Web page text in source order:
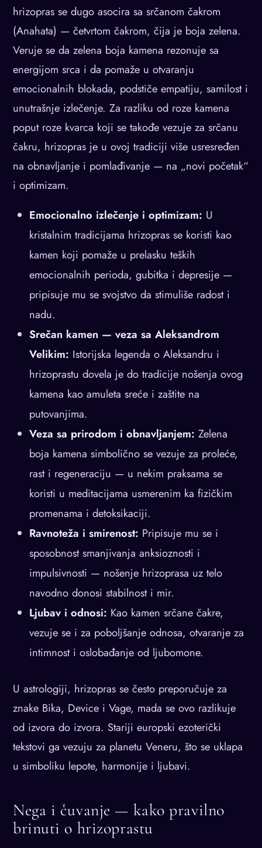
hrizopras se dugo asocira sa srčanom čakrom
(Anahata) — četvrtom čakrom, čija je boja zelena.
Veruje se da zelena boja kamena rezonuje sa
energijom srca i da pomaže u otvaranju
emocionalnih blokada, podstiče empatiju, samilost i
unutrašnje izlečenje. Za razliku od roze kamena
poput roze kvarca koji se takođe vezuje za srčanu
čakru, hrizopras je u ovoj tradiciji više usresređen
na obnavljanje i pomlađivanje — na „novi početak“
i optimizam.
Emocionalno izlečenje i optimizam: U
kristalnim tradicijama hrizopras se koristi kao
kamen koji pomaže u prelasku teških
emocionalnih perioda, gubitka i depresije —
pripisuje mu se svojstvo da stimuliše radost i
nadu.
Srečan kamen — veza sa Aleksandrom
Velikim: Istorijska legenda o Aleksandru i
hrizoprastu dovela je do tradicije nošenja ovog
kamena kao amuleta sreće i zaštite na
putovanjima.
Veza sa prirodom i obnavljanjem: Zelena
boja kamena simbolično se vezuje za prolеće,
rast i regeneraciju — u nekim praksama se
koristi u meditacijama usmerenim ka fizičkim
promenama i detoksikaciji.
Ravnoteža i smirenost: Pripisuje mu se i
sposobnost smanjivanja anksioznosti i
impulsivnosti — nošenje hrizoprasа uz telo
navodno donosi stabilnost i mir.
Ljubav i odnosi: Kao kamen srčane čakre,
vezuje se i za poboljšanje odnosa, otvaranje za
intimnost i oslobađanje od ljubomone.
U astrologiji, hrizopras se često preporučuje za
znake Bika, Device i Vage, mada se ovo razlikuje
od izvora do izvora. Stariji europski ezoterički
tekstovi ga vezuju za planetu Veneru, što se uklapa
u simboliku lepote, harmonije i ljubavi.
Nega i čuvanje — kako pravilno
brinuti o hrizoprastu